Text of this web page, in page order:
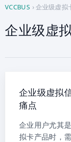
VCCBUS ›企业级虚拟
企业级虚
企业级虚拟
痛点
企业用户尤其
拟卡产品时，